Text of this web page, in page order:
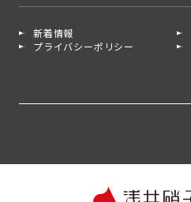
新着情報
プライバシーポリシー